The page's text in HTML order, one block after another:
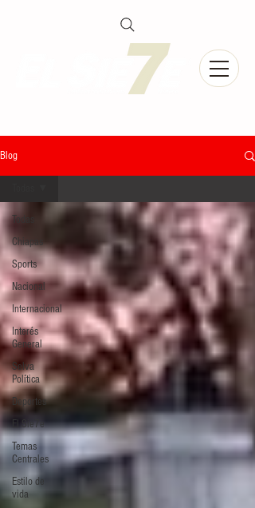
Blog
Todas
Chiapas
Sports
Nacional
Internacional
Interés
General
Selva
Política
Deportes
El Sie7e
Temas
Centrales
Estilo de
vida